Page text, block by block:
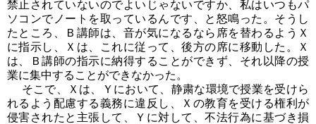
禁止されていないのでよいじゃないですか、私はいつもパ
ソコンでノートを取っているんです、と怒鳴った。そうし
たところ、Ｂ講師は、音が気になるなら席を替わるようＸ
に指示し、Ｘは、これに従って、後方の席に移動した。Ｘ
は、Ｂ講師の指示に納得することができず、それ以降の授
業に集中することができなかった。
そこで、Ｘは、Ｙにおいて、静粛な環境で授業を受けら
れるよう配慮する義務に違反し、Ｘの教育を受ける権利が
侵害されたと主張して、Ｙに対して、不法行為に基づき損